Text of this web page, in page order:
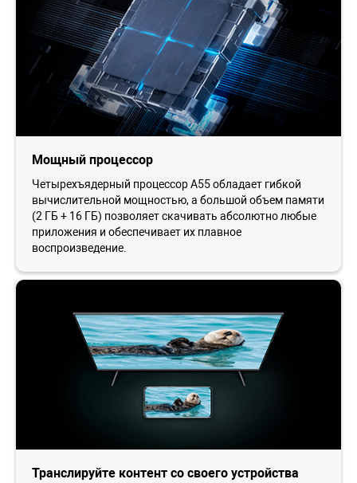
Мощный процессор
Четырехъядерный процессор A55 обладает гибкой
вычислительной мощностью, а большой объем памяти
(2 ГБ + 16 ГБ) позволяет скачивать абсолютно любые
приложения и обеспечивает их плавное
воспроизведение.
Транслируйте контент со своего устройства